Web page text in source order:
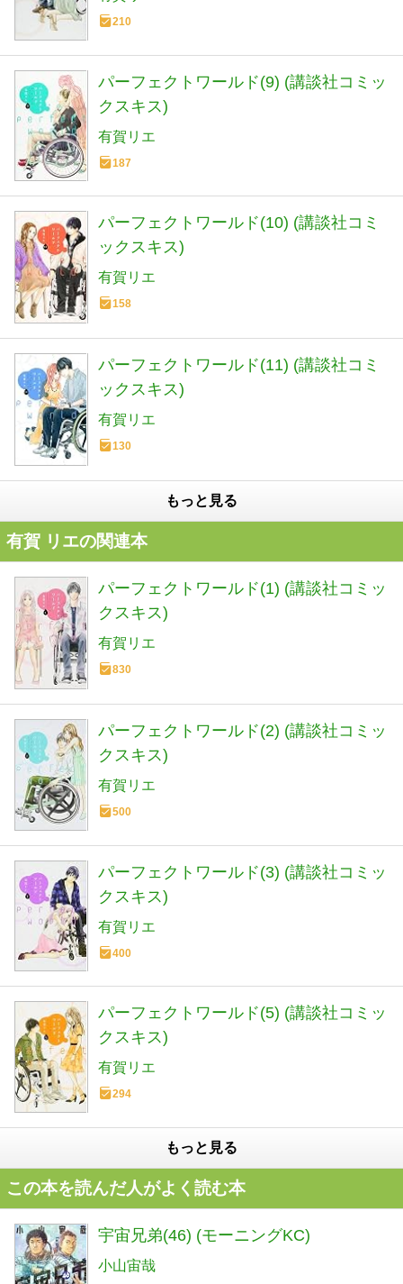
210
パーフェクトワールド(9) (講談社コミッ
クスキス)
有賀リエ
187
パーフェクトワールド(10) (講談社コミ
ックスキス)
有賀リエ
158
パーフェクトワールド(11) (講談社コミ
ックスキス)
有賀リエ
130
もっと見る
有賀 リエの関連本
パーフェクトワールド(1) (講談社コミッ
クスキス)
有賀リエ
830
パーフェクトワールド(2) (講談社コミッ
クスキス)
有賀リエ
500
パーフェクトワールド(3) (講談社コミッ
クスキス)
有賀リエ
400
パーフェクトワールド(5) (講談社コミッ
クスキス)
有賀リエ
294
もっと見る
この本を読んだ人がよく読む本
宇宙兄弟(46) (モーニングKC)
小山宙哉